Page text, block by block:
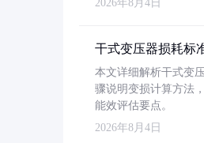
2026年8月4日
干式变压器损耗标
本文详细解析干式变
骤说明变损计算方法
能效评估要点。
2026年8月4日